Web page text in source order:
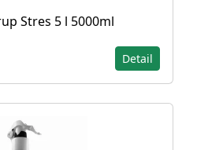
Stres 5 l 5000ml
Detail